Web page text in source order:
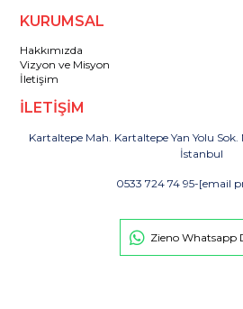
KURUMSAL
Hakkımızda
Vizyon ve Misyon
İletişim
İLETİŞİM
Kartaltepe Mah. Kartaltepe Yan Yolu
İstanbul
0533 724 74 95-[email
Zieno Whatsapp